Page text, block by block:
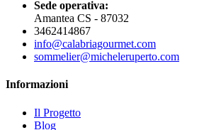
Sede operativa:
Amantea CS - 87032
3462414867
info@calabriagourmet.com
sommelier@micheleruperto.com
Informazioni
Il Progetto
Blog